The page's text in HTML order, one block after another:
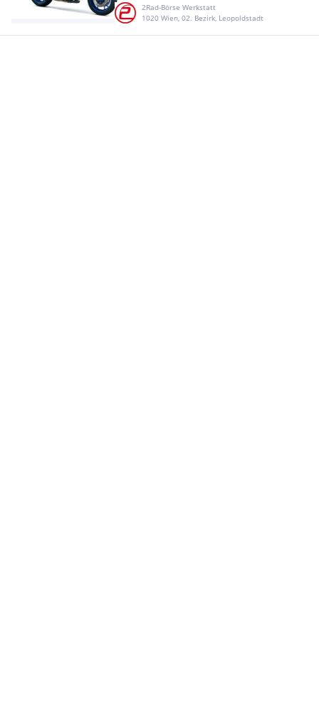
2Rad-Börse Werkstatt
1020 Wien, 02. Bezirk, Leopoldstadt